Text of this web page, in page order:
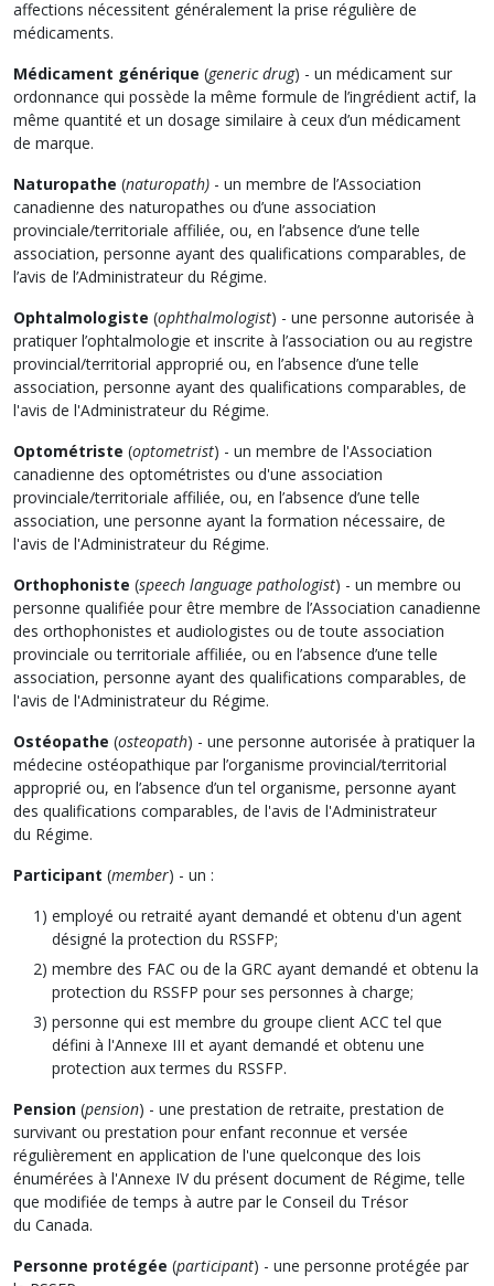
affections nécessitent généralement la prise régulière de
médicaments.
Médicament générique (generic drug) - un médicament sur
ordonnance qui possède la même formule de l’ingrédient actif, la
même quantité et un dosage similaire à ceux d’un médicament
de marque.
Naturopathe (naturopath) - un membre de l’Association
canadienne des naturopathes ou d’une association
provinciale/territoriale affiliée, ou, en l’absence d’une telle
association, personne ayant des qualifications comparables, de
l’avis de l’Administrateur du Régime.
Ophtalmologiste (ophthalmologist) - une personne autorisée à
pratiquer l’ophtalmologie et inscrite à l’association ou au registre
provincial/territorial approprié ou, en l’absence d’une telle
association, personne ayant des qualifications comparables, de
l'avis de l'Administrateur du Régime.
Optométriste (optometrist) - un membre de l'Association
canadienne des optométristes ou d'une association
provinciale/territoriale affiliée, ou, en l’absence d’une telle
association, une personne ayant la formation nécessaire, de
l'avis de l'Administrateur du Régime.
Orthophoniste (speech language pathologist) - un membre ou
personne qualifiée pour être membre de l’Association canadienne
des orthophonistes et audiologistes ou de toute association
provinciale ou territoriale affiliée, ou en l’absence d’une telle
association, personne ayant des qualifications comparables, de
l'avis de l'Administrateur du Régime.
Ostéopathe (osteopath) - une personne autorisée à pratiquer la
médecine ostéopathique par l’organisme provincial/territorial
approprié ou, en l’absence d’un tel organisme, personne ayant
des qualifications comparables, de l'avis de l'Administrateur
du Régime.
Participant (member) - un :
employé ou retraité ayant demandé et obtenu d'un agent
désigné la protection du RSSFP;
membre des FAC ou de la GRC ayant demandé et obtenu la
protection du RSSFP pour ses personnes à charge;
personne qui est membre du groupe client ACC tel que
défini à l'Annexe III et ayant demandé et obtenu une
protection aux termes du RSSFP.
Pension (pension) - une prestation de retraite, prestation de
survivant ou prestation pour enfant reconnue et versée
régulièrement en application de l'une quelconque des lois
énumérées à l'Annexe IV du présent document de Régime, telle
que modifiée de temps à autre par le Conseil du Trésor
du Canada.
Personne protégée (participant) - une personne protégée par